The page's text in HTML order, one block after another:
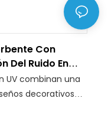
Con
Del Ruido En
UV combinan una
decorativos